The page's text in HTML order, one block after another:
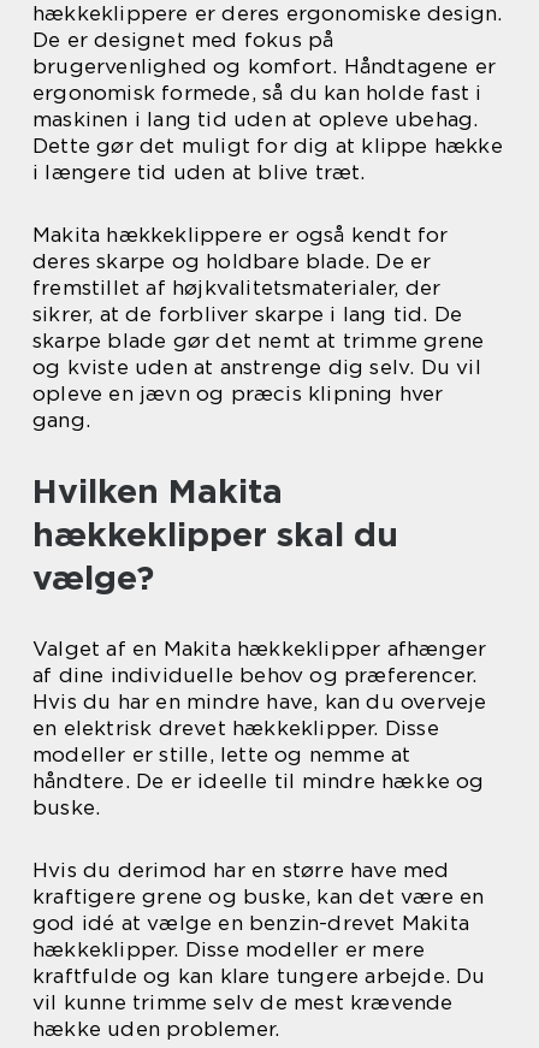
hækkeklippere er deres ergonomiske design.
De er designet med fokus på
brugervenlighed og komfort. Håndtagene er
ergonomisk formede, så du kan holde fast i
maskinen i lang tid uden at opleve ubehag.
Dette gør det muligt for dig at klippe hække
i længere tid uden at blive træt.
Makita hækkeklippere er også kendt for
deres skarpe og holdbare blade. De er
fremstillet af højkvalitetsmaterialer, der
sikrer, at de forbliver skarpe i lang tid. De
skarpe blade gør det nemt at trimme grene
og kviste uden at anstrenge dig selv. Du vil
opleve en jævn og præcis klipning hver
gang.
Hvilken Makita
hækkeklipper skal du
vælge?
Valget af en Makita hækkeklipper afhænger
af dine individuelle behov og præferencer.
Hvis du har en mindre have, kan du overveje
en elektrisk drevet hækkeklipper. Disse
modeller er stille, lette og nemme at
håndtere. De er ideelle til mindre hække og
buske.
Hvis du derimod har en større have med
kraftigere grene og buske, kan det være en
god idé at vælge en benzin-drevet Makita
hækkeklipper. Disse modeller er mere
kraftfulde og kan klare tungere arbejde. Du
vil kunne trimme selv de mest krævende
hække uden problemer.